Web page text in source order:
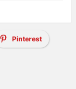
Pinterest